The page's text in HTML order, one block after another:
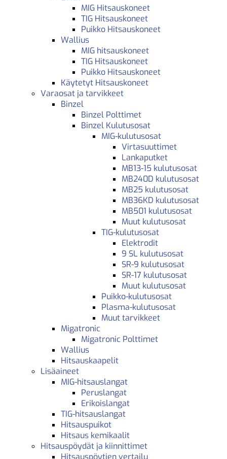
MIG Hitsauskoneet
TIG Hitsauskoneet
Puikko Hitsauskoneet
Wallius
MIG hitsauskoneet
TIG Hitsauskoneet
Puikko Hitsauskoneet
Käytetyt Hitsauskoneet
Varaosat ja tarvikkeet
Binzel
Binzel Polttimet
Binzel Kulutusosat
MIG-kulutusosat
Virtasuuttimet
Lankaputket
MB13-15 kulutusosat
MB240D kulutusosat
MB25 kulutusosat
MB36KD kulutusosat
MB501 kulutusosat
Muut kulutusosat
TIG-kulutusosat
Elektrodit
9 SL kulutusosat
SR-9 kulutusosat
SR-17 kulutusosat
Muut kulutusosat
Puikko-kulutusosat
Plasma-kulutusosat
Muut tarvikkeet
Migatronic
Migatronic Polttimet
Wallius
Hitsauskaapelit
Lisäaineet
MIG-hitsauslangat
Peruslangat
Erikoislangat
TIG-hitsauslangat
Hitsauspuikot
Hitsaus kemikaalit
Hitsauspöydät ja kiinnittimet